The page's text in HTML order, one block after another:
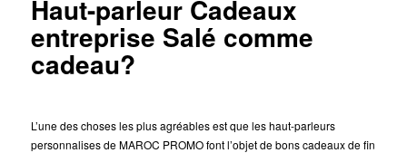
Haut-parleur Cadeaux
entreprise Salé comme
cadeau?
L’une des choses les plus agréables est que les haut-parleurs
personnalises de MAROC PROMO font l’objet de bons cadeaux de fin